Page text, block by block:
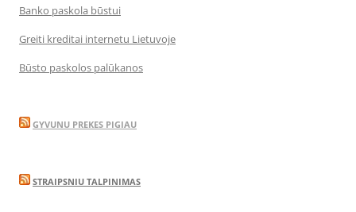
Banko paskola būstui
Greiti kreditai internetu Lietuvoje
Būsto paskolos palūkanos
GYVUNU PREKES PIGIAU
STRAIPSNIU TALPINIMAS